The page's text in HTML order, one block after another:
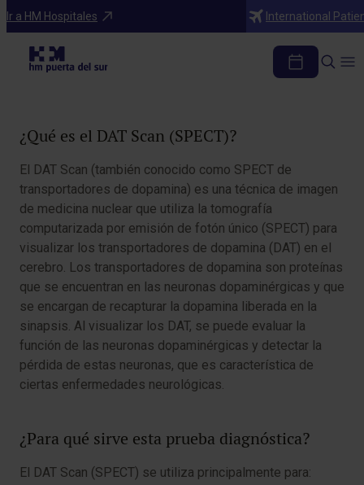
Ir a HM Hospitales International
Diagnosticos
DAT Scan (SPECT)
¿Qué es el DAT Scan (SPECT)?
El DAT Scan (también conocido como SPECT de
transportadores de dopamina) es una técnica de imagen
de medicina nuclear que utiliza la tomografía
computarizada por emisión de fotón único (SPECT) para
visualizar los transportadores de dopamina (DAT) en el
cerebro. Los transportadores de dopamina son proteínas
que se encuentran en las neuronas dopaminérgicas y que
se encargan de recapturar la dopamina liberada en la
sinapsis. Al visualizar los DAT, se puede evaluar la
función de las neuronas dopaminérgicas y detectar la
pérdida de estas neuronas, que es característica de
ciertas enfermedades neurológicas.
¿Para qué sirve esta prueba diagnóstica?
El DAT Scan (SPECT) se utiliza principalmente para: